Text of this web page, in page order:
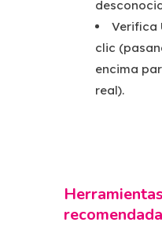
Verifica
clic
encima
real).